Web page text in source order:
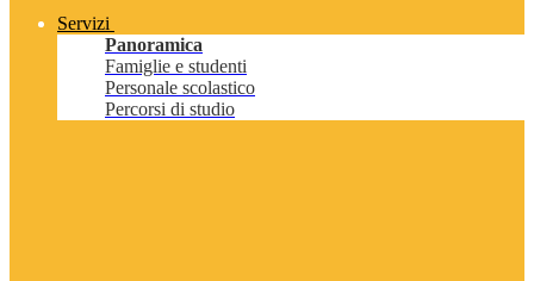
Servizi
Panoramica
Famiglie e studenti
Personale scolastico
Percorsi di studio